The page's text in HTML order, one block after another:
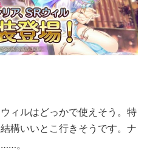
ィルはどっかで使えそう。特
構いいとこ行きそうです。ナ
。